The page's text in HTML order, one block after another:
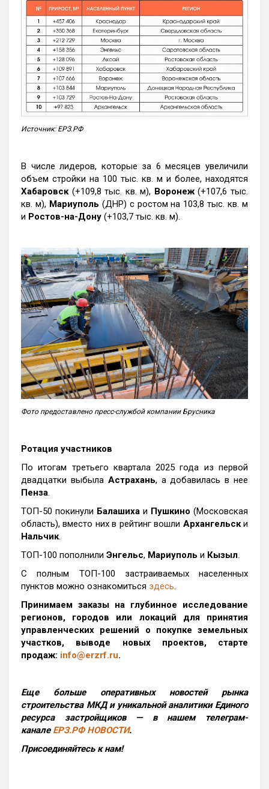
Источник: ЕРЗ.РФ
В числе лидеров, которые за 6 месяцев увеличили
объем стройки на 100 тыс. кв. м и более, находятся
Хабаровск (+109,8 тыс. кв. м), Воронеж(+107,6 тыс.
кв. м), Мариуполь (ДНР) с ростом на 103,8 тыс. кв. м
и Ростов-на-Дону (+103,7 тыс. кв. м).
Фото предоставлено пресс-службой компании Брусника
Ротация участников
По итогам третьего квартала 2025 года из первой
двадцатки выбыла Астрахань, а добавилась в нее
Пенза.
ТОП-50 покинули Балашиха и Пушкино (Московская
область), вместо них в рейтинг вошли Архангельски
Нальчик.
ТОП-100 пополнили Энгельс, Мариуполь и Кызыл.
С полным ТОП-100 застраиваемых населенных
пунктов можно ознакомиться здесь.
Принимаем заказы на глубинное исследование
регионов, городов или локаций для принятия
управленческих решений о покупке земельных
участков, выводе новых проектов, старте
продаж: info@erzrf.ru.
Еще больше оперативных новостей рынка
строительства МКД и уникальной аналитики Единого
ресурса застройщиков — в нашем телеграм-
канале ЕРЗ.РФ НОВОСТИ.
Присоединяйтесь к нам!